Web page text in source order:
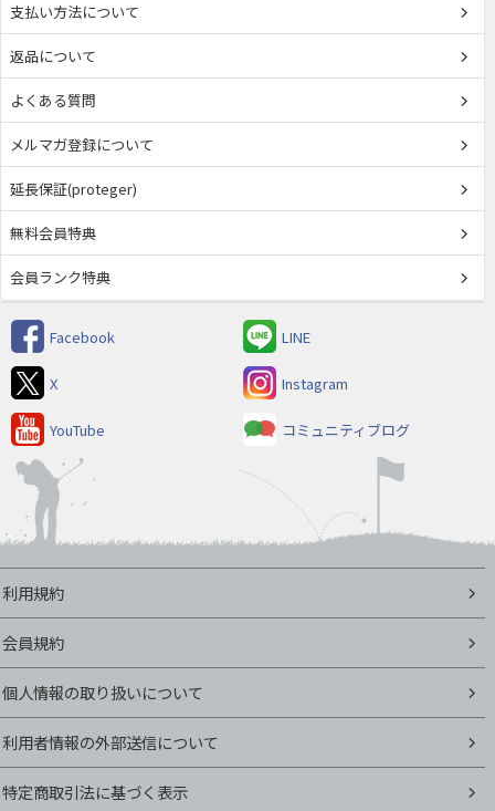
支払い方法について
返品について
よくある質問
メルマガ登録について
延長保証(proteger)
無料会員特典
会員ランク特典
Facebook LINE
X Instagram
YouTube コミュニティブログ
利用規約
会員規約
個人情報の取り扱いについて
利用者情報の外部送信について
特定商取引法に基づく表示